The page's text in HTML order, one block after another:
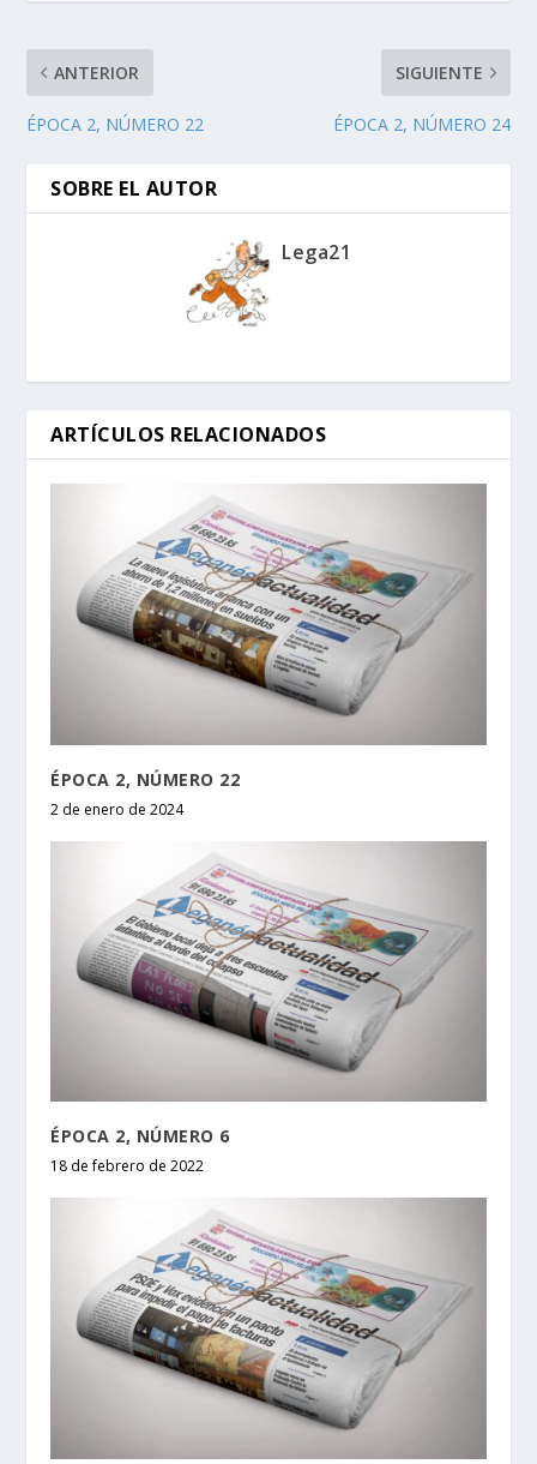
ANTERIOR
ÉPOCA 2, NÚMERO 22
SIGUIENTE
ÉPOCA 2, NÚMERO 24
SOBRE EL AUTOR
Lega21
ARTÍCULOS RELACIONADOS
ÉPOCA 2, NÚMERO 22
2 de enero de 2024
ÉPOCA 2, NÚMERO 6
18 de febrero de 2022